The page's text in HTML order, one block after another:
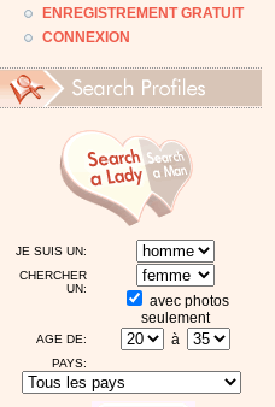
ENREGISTREMENT GRATUIT
CONNEXION
JE SUIS UN:
CHERCHER
UN:
avec photos
seulement
AGE DE: à
PAYS: